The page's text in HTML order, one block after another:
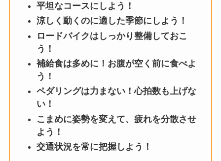
平坦なコースにしよう！
涼しく動くのに適した季節にしよう！
ロードバイクはしっかり整備しておこ
う！
補給食は多めに！お腹が空く前に食べよ
う！
ペダリングは力まない！心拍数も上げな
い！
こまめに姿勢を変えて、疲れを分散させ
よう！
交通状況を常に把握しよう！